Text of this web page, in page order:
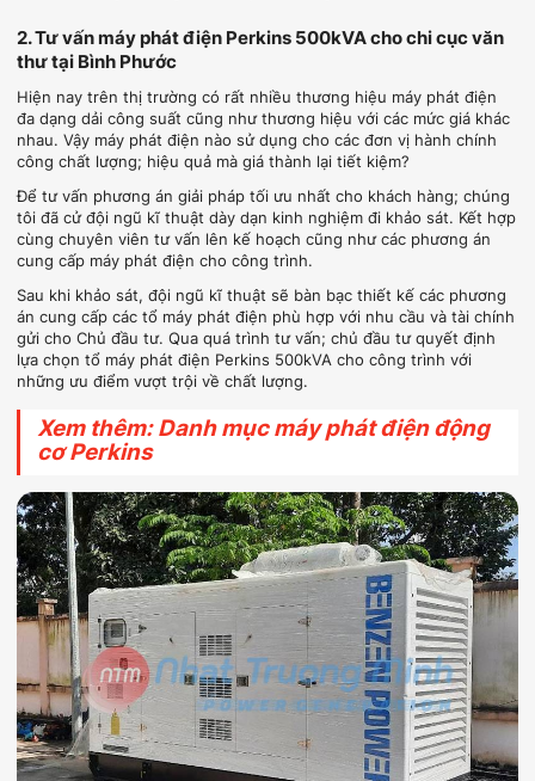
2. Tư vấn máy phát điện Perkins 500kVA cho chi cục văn
thư tại Bình Phước
Hiện nay trên thị trường có rất nhiều thương hiệu máy phát điện
đa dạng dải công suất cũng như thương hiệu với các mức giá khác
nhau. Vậy máy phát điện nào sử dụng cho các đơn vị hành chính
công chất lượng; hiệu quả mà giá thành lại tiết kiệm?
Để tư vấn phương án giải pháp tối ưu nhất cho khách hàng; chúng
tôi đã cử đội ngũ kĩ thuật dày dạn kinh nghiệm đi khảo sát. Kết hợp
cùng chuyên viên tư vấn lên kế hoạch cũng như các phương án
cung cấp máy phát điện cho công trình.
Sau khi khảo sát, đội ngũ kĩ thuật sẽ bàn bạc thiết kế các phương
án cung cấp các tổ máy phát điện phù hợp với nhu cầu và tài chính
gửi cho Chủ đầu tư. Qua quá trình tư vấn; chủ đầu tư quyết định
lựa chọn tổ máy phát điện Perkins 500kVA cho công trình với
những ưu điểm vượt trội về chất lượng.
Xem thêm: Danh mục máy phát điện động
cơ Perkins